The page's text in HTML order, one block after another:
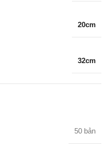
20cm
32cm
50 bản